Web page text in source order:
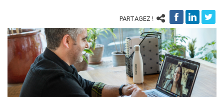
ÉCOLE & UNIVERSITÉ
Coopération éducative
Coopération universitaire
Étudier en France
QUI SOMMES-NOUS ?
L'équipe
PARTAGEZ !